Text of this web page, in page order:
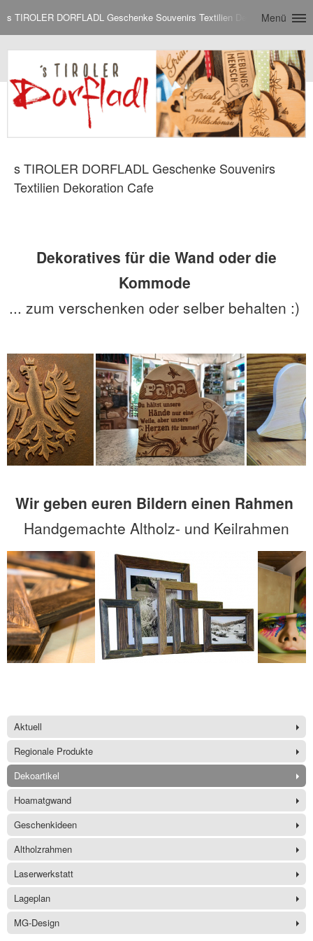
s TIROLER DORFLADL Geschenke Souvenirs Textilien Dekoration Cafe
Menü
s TIROLER DORFLADL Geschenke Souvenirs
Textilien Dekoration Cafe
Dekoratives für die Wand oder die
Kommode
... zum verschenken oder selber behalten :)
Wir geben euren Bildern einen Rahmen
Handgemachte Altholz- und Keilrahmen
Aktuell
Regionale Produkte
Dekoartikel
Hoamatgwand
Geschenkideen
Altholzrahmen
Laserwerkstatt
Lageplan
MG-Design